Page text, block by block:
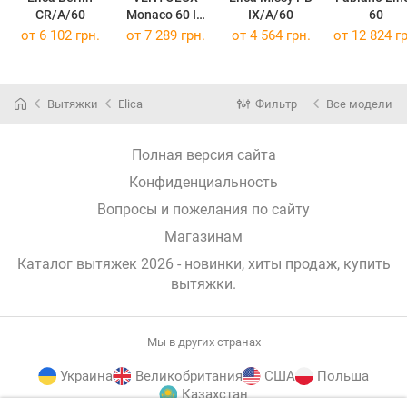
CR/A/60
Monaco 60 IX
1000
IX/A/60
60
от 6 102 грн. от 7 289 грн. от 4 564 грн. от 12 824
Вытяжки Elica Фильтр Все модели
Полная версия сайта
Конфиденциальность
Вопросы и пожелания по сайту
Магазинам
Каталог вытяжек 2026 - новинки, хиты продаж, купить
вытяжки.
Мы в других странах
Украина Великобритания США
Польша
Казахстан